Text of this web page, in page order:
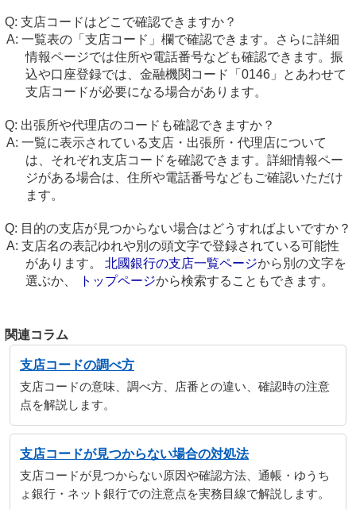
支店コードはどこで確認できますか？
一覧表の「支店コード」欄で確認できます。さらに詳細
情報ページでは住所や電話番号なども確認できます。振
込や口座登録では、金融機関コード「0146」とあわせて
支店コードが必要になる場合があります。
出張所や代理店のコードも確認できますか？
一覧に表示されている支店・出張所・代理店について
は、それぞれ支店コードを確認できます。詳細情報ペー
ジがある場合は、住所や電話番号などもご確認いただけ
ます。
目的の支店が見つからない場合はどうすればよいですか？
支店名の表記ゆれや別の頭文字で登録されている可能性
があります。 北國銀行の支店一覧ページから別の文字を
選ぶか、
トップページから検索することもできます。
関連コラム
支店コードの調べ方
支店コードの意味、調べ方、店番との違い、確認時の注意
点を解説します。
支店コードが見つからない場合の対処法
支店コードが見つからない原因や確認方法、通帳・ゆうち
ょ銀行・ネット銀行での注意点を実務目線で解説します。